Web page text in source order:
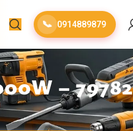
📞 0914889879
– 79782